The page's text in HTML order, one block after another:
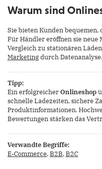
Warum sind
Sie bieten Kunden
Für Händler eröffnen sie neue
Vergleich zu stationären
Marketingdurch Datenanalyse.
Tipp:
Ein erfolgreicherOnlineshop
schnelle Ladezeiten, sichere
Produktinformationen.
Bewertungen stärken das
Verwandte Begriffe:
E-Commerce,B2B,B2C